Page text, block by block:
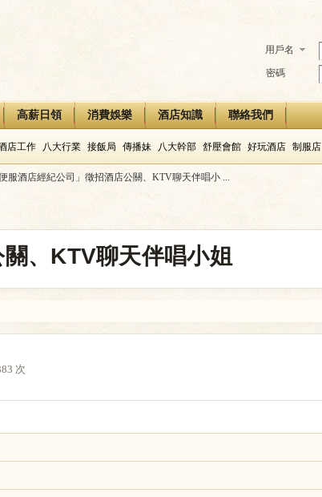
用戶名
密碼
高薪日領 消費娛樂 酒店知識 聯絡我們
店工作 八大行業 接飯局 傳播妹 八大幹部 舒壓會館 好玩酒店 制服店
便服酒店經紀公司」徵招酒店公關、KTV聊天伴唱小 ...
、KTV聊天伴唱小姐
次